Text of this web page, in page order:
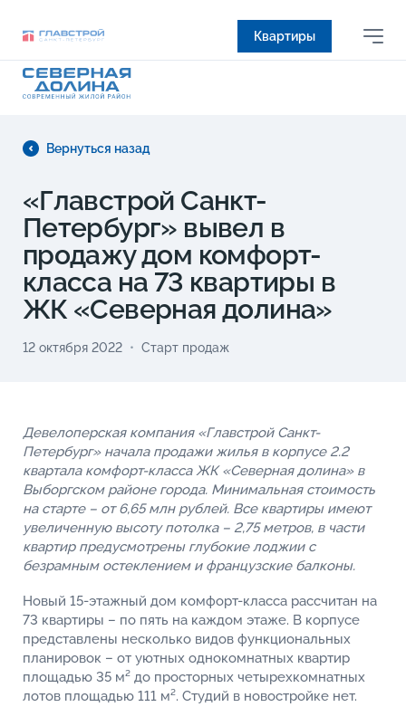
Квартиры
Вернуться назад
«Главстрой Санкт-
Петербург» вывел в
продажу дом комфорт-
класса на 73 квартиры в
ЖК «Северная долина»
12 октября 2022 Старт продаж
Девелоперская компания «Главстрой Санкт-
Петербург» начала продажи жилья в корпусе 2.2
квартала комфорт-класса ЖК «Северная долина» в
Выборгском районе города. Минимальная стоимость
на старте – от 6,65 млн рублей. Все квартиры имеют
увеличенную высоту потолка – 2,75 метров, в части
квартир предусмотрены глубокие лоджии с
безрамным остеклением и французские балконы.
Новый 15-этажный дом комфорт-класса рассчитан на
73 квартиры – по пять на каждом этаже. В корпусе
представлены несколько видов функциональных
планировок – от уютных однокомнатных квартир
площадью 35 м² до просторных четырехкомнатных
лотов площадью 111 м². Студий в новостройке нет.